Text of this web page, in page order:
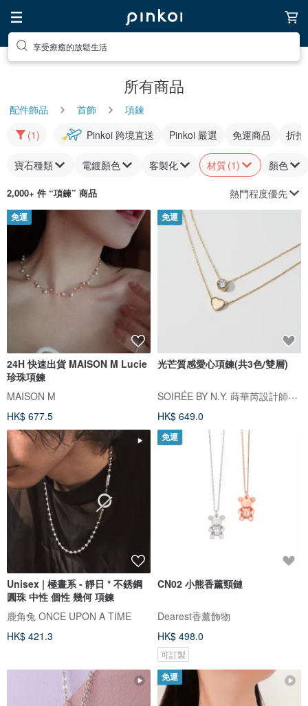
去尋找靈感吧
所有商品
配件飾品 首飾
項鍊
(1)
Pinkoi 跨境直送 Pinkoi 嚴選 免運商品 折扣
寶石種類 電鍍顏色 客製化 材質(1) 顏色
2,000+ 件 “項鍊” 商品 熱門程度優先
免運
24H 快速出貨 MAISON M Lucie
珍珠項鍊
MAISON M
HK$ 677.5
免運
光芒質感愛心項鍊(共3色/雙層)
SOIRÉE BY N.Y. 蒔華芮設計師輕珠寶
HK$ 649.0
Unisex | 極晝系 - 靜日 * 不銹鋼
圓珠 中性 個性 幾何 項鍊
鹿角兔 ONCE UPON A TIME
HK$ 421.3
免運
CN02 小熊香薰頸鏈
Dearest香薰飾物
HK$ 498.0
可訂製
免運